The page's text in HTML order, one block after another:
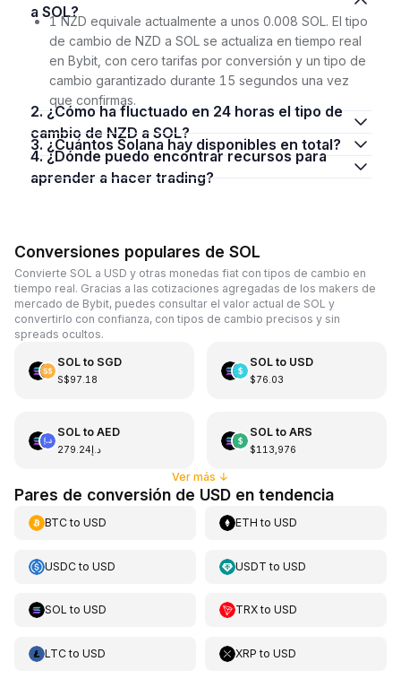
a SOL?
1 NZD equivale actualmente a unos 0.008 SOL. El tipo
de cambio de NZD a SOL se actualiza en tiempo real
en Bybit, con cero tarifas por conversión y un tipo de
cambio garantizado durante 15 segundos una vez
que confirmas.
2. ¿Cómo ha fluctuado en 24 horas el tipo de
cambio de NZD a SOL?
3. ¿Cuántos Solana hay disponibles en total?
4. ¿Dónde puedo encontrar recursos para
aprender a hacer trading?
Conversiones populares de SOL
Convierte SOL a USD y otras monedas fiat con tipos de cambio en
tiempo real. Gracias a las cotizaciones agregadas de los makers de
mercado de Bybit, puedes consultar el valor actual de SOL y
convertirlo con confianza, con tipos de cambio precisos y sin
spreads ocultos.
SOLto SGD
S$97.18
SOLto USD
$76.03
SOLto AED
د.إ279.24
SOLto ARS
$113,976
Ver más ↓
Pares de conversión de USD en tendencia
BTCto USD ETH toUSD
USDCto USD USDT toUSD
SOL to USD TRXtoUSD
LTCto USD XRP toUSD